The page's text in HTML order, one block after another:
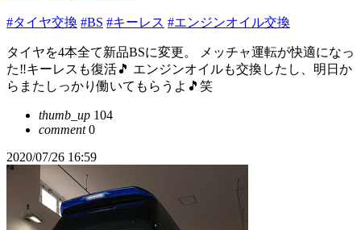
#タイヤ交換 #BS #キーレス #エンジンオイル交換
タイヤを4本全て新品BSに変更。 メッチャ運転が快適になっ
た‼️キーレスも復活🎵 エンジンオイルも交換したし、明日か
らまたしっかり働いてもらうよ🎵笑
thumb_up 104
comment0
2020/07/26 16:59